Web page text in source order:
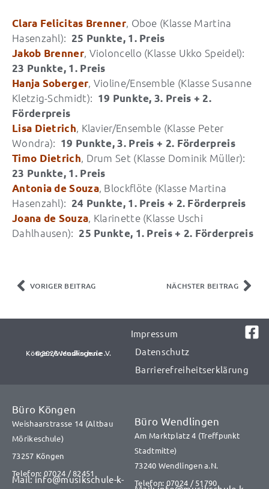
Clara Felicitas Brenner, Oboe (Klasse Martina
Hasenzahl): 25 Punkte, 1. Preis
Jakob Brenner, Violoncello (Klasse Ukko Speidel):
23 Punkte, 1. Preis
Hanja Soberger, Violine/Ensemble (Klasse Susanne
Kletzig-Schmidt): 19 Punkte, 3. Preis + 2.
Förderpreis
Lisa Dietrich, Klavier/Ensemble (Klasse Peter
Wondra): 19 Punkte, 3. Preis + 2. Förderpreis
Timo Dietrich, Drum Set (Klasse Dominik Müller):
23 Punkte, 1. Preis
Antonia de Souza, Blockflöte (Klasse Martina
Hasenzahl): 24 Punkte, 1. Preis + 2. Förderpreis
Joana de Souza, Klarinette (Klasse Uschi
Dahlhausen):25 Punkte, 1. Preis + 2. Förderpreis
Zurück
VORIGER BEITRAG NÄCHSTER BEITRAG
©2026 Musikschule Köngen/Wendlingen e.V.​​
Impressum
Datenschutz
Barrierefreiheitserklärung
Büro Köngen
Weishaarstrasse 14 (Altbau
Mörikeschule)
73257 Köngen
Telefon: 07024 / 82451
Mail: info@musikschule-k-
Büro Wendlingen
Am Marktplatz 4 (Treffpunkt
Stadtmitte)
73240 Wendlingen a.N.
Telefon: 07024 / 51790